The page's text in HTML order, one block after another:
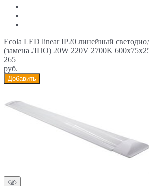
Ecola LED linear IP20 линейный
(замена ЛПО) 20W 220V 2700K
265
руб.
Добавить